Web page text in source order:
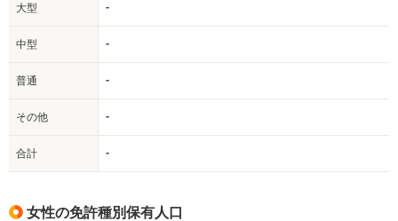
大型 -
中型 -
普通 -
その他 -
合計 -
女性の免許種別保有人口